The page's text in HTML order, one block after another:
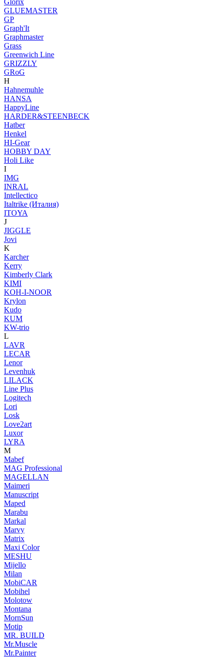
Glorix
GLUEMASTER
GP
Graph'It
Graphmaster
Grass
Greenwich Line
GRIZZLY
GRoG
H
Hahnemuhle
HANSA
HappyLine
HARDER&STEENBECK
Hatber
Henkel
HI-Gear
HOBBY DAY
Holi Like
I
IMG
INRAL
Intellectico
Italtrike (Италия)
ITOYA
J
JIGGLE
Jovi
K
Karcher
Kerry
Kimberly Clark
KIMI
KOH-I-NOOR
Krylon
Kudo
KUM
KW-trio
L
LAVR
LECAR
Lenor
Levenhuk
LILACK
Line Plus
Logitech
Lori
Losk
Love2art
Luxor
LYRA
M
Mabef
MAG Professional
MAGELLAN
Maimeri
Manuscript
Maped
Marabu
Markal
Marvy
Matrix
Maxi Color
MESHU
Mijello
Milan
MobiCAR
Mobihel
Molotow
Montana
MornSun
Motip
MR. BUILD
Mr.Muscle
Mr.Painter